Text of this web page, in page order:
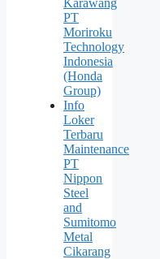
Karawang
PT
Moriroku
Technology
Indonesia
(Honda
Group)
Info
Loker
Terbaru
Maintenance
PT
Nippon
Steel
and
Sumitomo
Metal
Cikarang